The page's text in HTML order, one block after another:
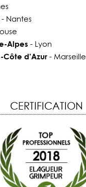
- Nantes
Alpes - Lyon
d’Azur- Marseille
CERTIFICATION